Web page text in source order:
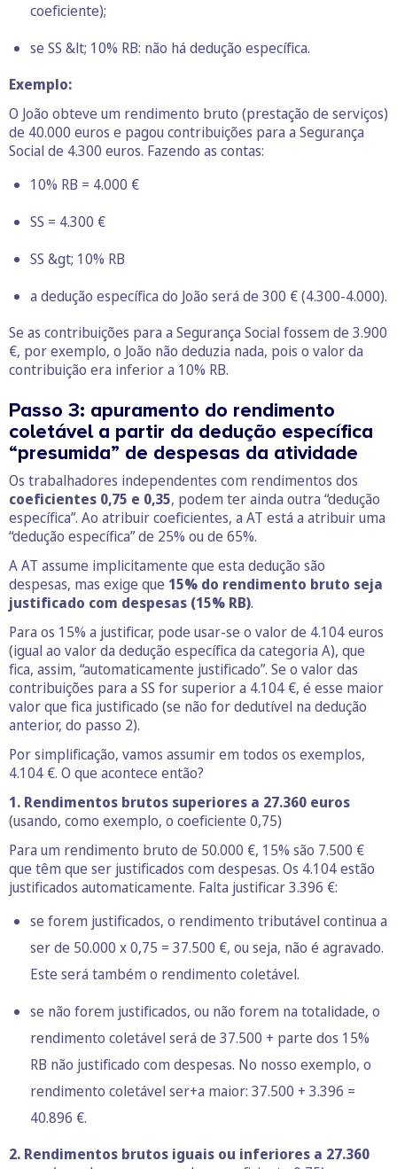
coeficiente);
se SS &lt; 10% RB: não há dedução específica.
Exemplo:
O João obteve um rendimento bruto (prestação de serviços)
de 40.000 euros e pagou contribuições para a Segurança
Social de 4.300 euros. Fazendo as contas:
10% RB = 4.000 €
SS = 4.300 €
SS &gt; 10% RB
a dedução específica do João será de 300 € (4.300-4.000).
Se as contribuições para a Segurança Social fossem de 3.900
€, por exemplo, o João não deduzia nada, pois o valor da
contribuição era inferior a 10% RB.
Passo 3: apuramento do rendimento
coletável a partir da dedução específica
“presumida” de despesas da atividade
Os trabalhadores independentes com rendimentos dos
coeficientes 0,75 e 0,35, podem ter ainda outra “dedução
específica”. Ao atribuir coeficientes, a AT está a atribuir uma
“dedução específica” de 25% ou de 65%.
A AT assume implicitamente que esta dedução são
despesas, mas exige que 15% do rendimento bruto seja
justificado com despesas (15% RB).
Para os 15% a justificar, pode usar-se o valor de 4.104 euros
(igual ao valor da dedução específica da categoria A), que
fica, assim, “automaticamente justificado”. Se o valor das
contribuições para a SS for superior a 4.104 €, é esse maior
valor que fica justificado (se não for dedutível na dedução
anterior, do passo 2).
Por simplificação, vamos assumir em todos os exemplos,
4.104 €. O que acontece então?
1. Rendimentos brutos superiores a 27.360 euros
(usando, como exemplo, o coeficiente 0,75)
Para um rendimento bruto de 50.000 €, 15% são 7.500 €
que têm que ser justificados com despesas. Os 4.104 estão
justificados automaticamente. Falta justificar 3.396 €:
se forem justificados, o rendimento tributável continua a
ser de 50.000 x 0,75 = 37.500 €, ou seja, não é agravado.
Este será também o rendimento coletável.
se não forem justificados, ou não forem na totalidade, o
rendimento coletável será de 37.500 + parte dos 15%
RB não justificado com despesas. No nosso exemplo, o
rendimento coletável ser+a maior: 37.500 + 3.396 =
40.896 €.
2. Rendimentos brutos iguais ou inferiores a 27.360